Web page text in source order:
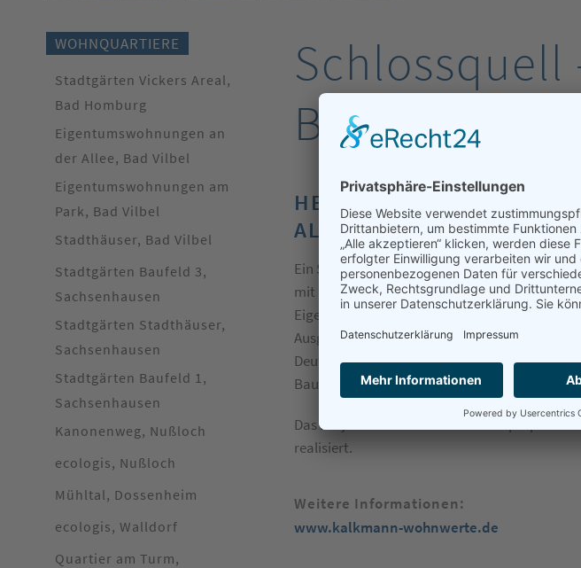
WOHNQUARTIERE
Stadtgärten Vickers Areal,
Bad Homburg
Eigentumswohnungen an
der Allee, Bad Vilbel
Eigentumswohnungen am
Park, Bad Vilbel
Stadthäuser, Bad Vilbel
Stadtgärten Baufeld 3,
Sachsenhausen
Stadtgärten Stadthäuser,
Sachsenhausen
Stadtgärten Baufeld 1,
Sachsenhausen
Kanonenweg, Nußloch
ecologis, Nußloch
Mühltal, Dossenheim
ecologis, Walldorf
Quartier am Turm,
Schlossquell
Brauerei
HEIDELBERG-BERGHEIM
ALTE EPPELHEIMER
Ein Stadtsanierungsobjekt (ehemalige
mit markanten Pultdächern mitten in
Eigentumswohnungen.
Ausgezeichnet mit dem 3. Platz beim DIFA-
Deutschlands von der Architektenkammer
Bauen.
Das Projekt wurde durch die Conceptaplan
realisiert.
Weitere Informationen:
www.kalkmann-wohnwerte.de